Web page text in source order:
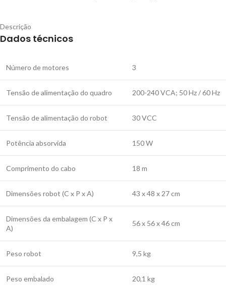
Descrição
Dados técnicos
Número de motores 3
Tensão de alimentação do quadro 200-240 VCA; 50 Hz / 60 Hz
Tensão de alimentação do robot 30 VCC
Potência absorvida 150 W
Comprimento do cabo 18 m
Dimensões robot (C x P x A) 43 x 48 x 27 cm
Dimensões da embalagem (C x P x
A)
56 x 56 x 46 cm
Peso robot 9,5 kg
Peso embalado 20,1 kg